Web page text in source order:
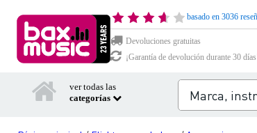
basado en 3036
Devoluciones gratuitas
¡Garantía de devolución durante 30
ver todas las
categorías